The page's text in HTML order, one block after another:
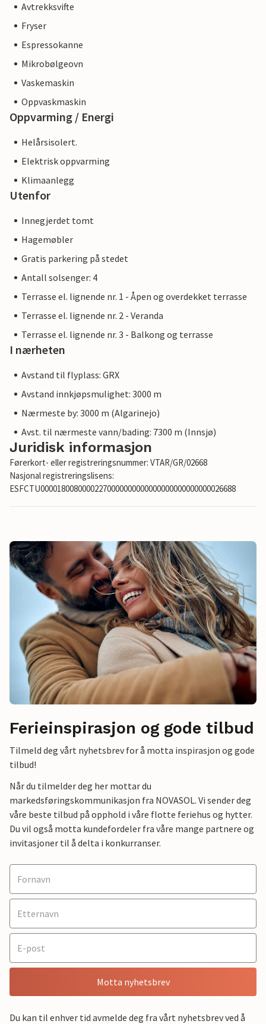
Avtrekksvifte
Fryser
Espressokanne
Mikrobølgeovn
Vaskemaskin
Oppvaskmaskin
Oppvarming / Energi
Helårsisolert.
Elektrisk oppvarming
Klimaanlegg
Utenfor
Innegjerdet tomt
Hagemøbler
Gratis parkering på stedet
Antall solsenger: 4
Terrasse el. lignende nr. 1 - Åpen og overdekket terrasse
Terrasse el. lignende nr. 2 - Veranda
Terrasse el. lignende nr. 3 - Balkong og terrasse
I nærheten
Avstand til flyplass: GRX
Avstand innkjøpsmulighet: 3000 m
Nærmeste by: 3000 m (Algarinejo)
Avst. til nærmeste vann/bading: 7300 m (Innsjø)
Juridisk informasjon
Førerkort- eller registreringsnummer: VTAR/GR/02668
Nasjonal registreringslisens:
ESFCTU00001800800002270000000000000000000000000026688
Ferieinspirasjon og gode tilbud
Tilmeld deg vårt nyhetsbrev for å motta inspirasjon og gode
tilbud!
Når du tilmelder deg her mottar du
markedsføringskommunikasjon fra NOVASOL. Vi sender deg
våre beste tilbud på opphold i våre flotte feriehus og hytter.
Du vil også motta kundefordeler fra våre mange partnere og
invitasjoner til å delta i konkurranser.
Motta nyhetsbrev
Du kan til enhver tid avmelde deg fra vårt nyhetsbrev ved å